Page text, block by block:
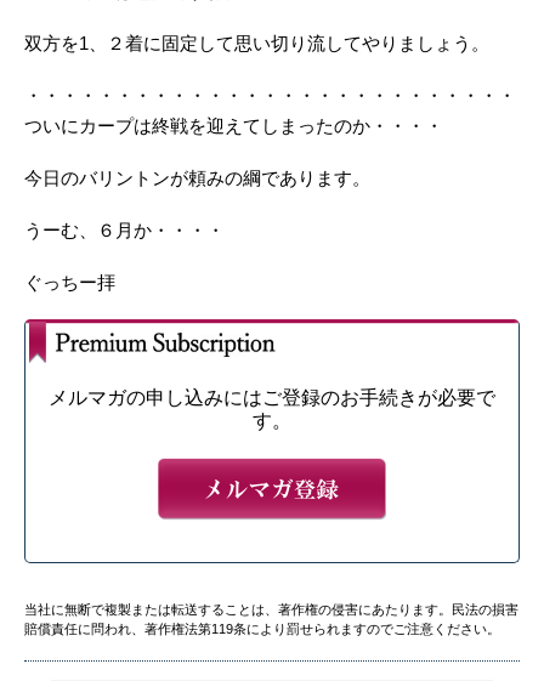
双方を1、２着に固定して思い切り流してやりましょう。
・・・・・・・・・・・・・・・・・・・・・・・・・・・
ついにカープは終戦を迎えてしまったのか・・・・
今日のバリントンが頼みの綱であります。
うーむ、６月か・・・・
ぐっちー拝
メルマガの申し込みにはご登録のお手続きが必要で
す。
当社に無断で複製または転送することは、著作権の侵害にあたります。民法の損害
賠償責任に問われ、著作権法第119条により罰せられますのでご注意ください。